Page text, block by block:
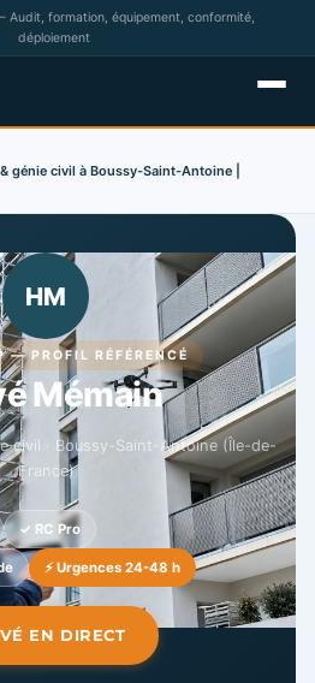
Audit, formation, équipement, conformité,
déploiement
génie civil à Boussy-Saint-Antoine |
HM
— PROFIL RÉFÉRENCÉ
Mémain
civil · Boussy-Saint-Antoine (Île-de-
France)
✓ RC Pro
⚡ Urgences 24-48 h
EN DIRECT